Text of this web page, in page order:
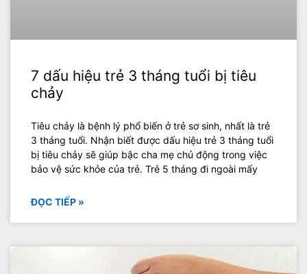
7 dấu hiệu trẻ 3 tháng tuổi bị tiêu
chảy
Tiêu chảy là bệnh lý phổ biến ở trẻ sơ sinh, nhất là trẻ
3 tháng tuổi. Nhận biết được dấu hiệu trẻ 3 tháng tuổi
bị tiêu chảy sẽ giúp bậc cha mẹ chủ động trong việc
bảo vệ sức khỏe của trẻ. Trẻ 5 tháng đi ngoài mấy
ĐỌC TIẾP »